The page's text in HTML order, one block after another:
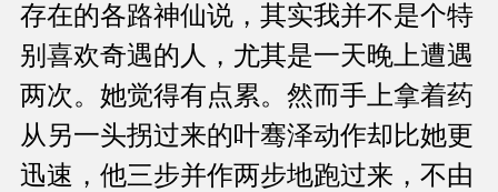
存在的各路神仙说，其实我并不是个特
别喜欢奇遇的人，尤其是一天晚上遭遇
两次。她觉得有点累。然而手上拿着药
从另一头拐过来的叶骞泽动作却比她更
迅速，他三步并作两步地跑过来，不由